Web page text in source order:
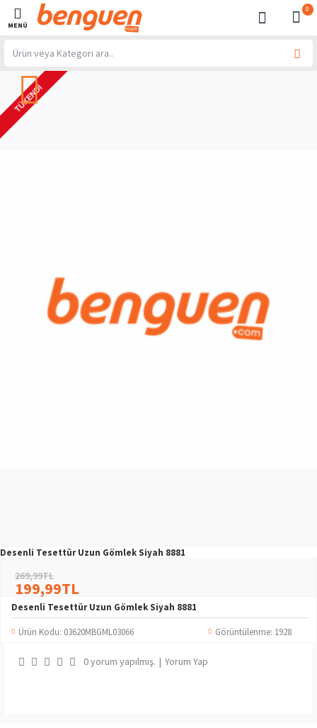
0
TÜKENDI
Desenli Tesettür Uzun Gömlek Siyah 8881
Desenli Tesettür Uzun Gömlek Siyah 8881
Ürün Kodu: 03620MBGML03066 Görüntülenme: 1928
0 yorum yapılmış. | Yorum Yap
199,99TL
269,99TL